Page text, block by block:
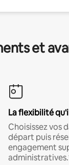
et
La flexibilité
Choisissez vos
départ puis
engagement